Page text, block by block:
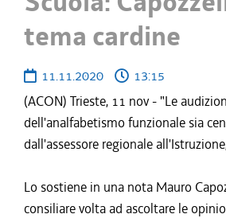
tema cardine
11.11.2020
13:15
(ACON) Trieste, 11 nov - "Le
dell'analfabetismo funzionale sia
dall'assessore regionale
Lo sostiene in una nota Mauro
consiliare volta ad ascoltare le